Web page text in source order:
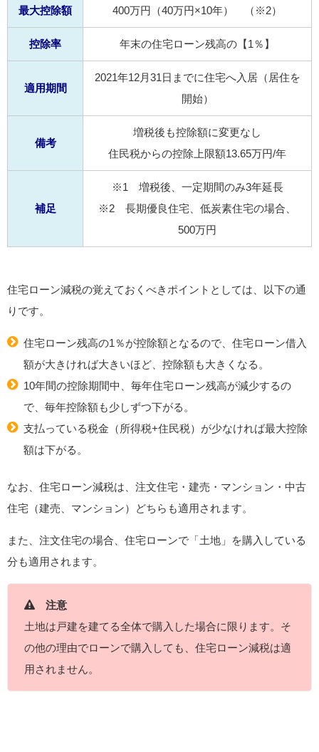
最大控除額 400万円（40万円×10年） （※2）
控除率 年末の住宅ローン残高の【1％】
適用期間
2021年12月31日までに住宅へ入居（居住を
開始）
備考
増税後も控除額に変更なし
住民税からの控除上限額13.65万円/年
補足
※1 増税後、一定期間のみ3年延長
※2 長期優良住宅、低炭素住宅の場合、
500万円
住宅ローン減税の覚えておくべきポイントとしては、以下の通
りです。
住宅ローン残高の1％が控除額となるので、住宅ローン借入
額が大きければ大きいほど、控除額も大きくなる。
10年間の控除期間中、毎年住宅ローン残高が減少するの
で、毎年控除額も少しずつ下がる。
支払っている税金（所得税+住民税）が少なければ最大控除
額は下がる。
なお、住宅ローン減税は、注文住宅・建売・マンション・中古
住宅（建売、マンション）どちらも適用されます。
また、注文住宅の場合、住宅ローンで「土地」を購入している
分も適用されます。
注意
土地は戸建を建てる全体で購入した場合に限ります。そ
の他の理由でローンで購入しても、住宅ローン減税は適
用されません。